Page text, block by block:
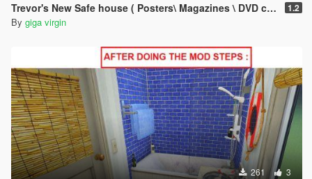
Trevor's New Safe house ( Posters\ Magazines \ DVD covers ) 1.2
By giga virgin
261 3